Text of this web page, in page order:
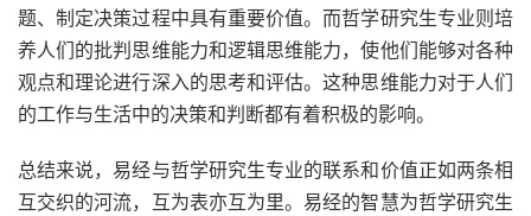
题、制定决策过程中具有重要价值。而哲学研究生专业则培
养人们的批判思维能力和逻辑思维能力，使他们能够对各种
观点和理论进行深入的思考和评估。这种思维能力对于人们
的工作与生活中的决策和判断都有着积极的影响。
总结来说，易经与哲学研究生专业的联系和价值正如两条相
互交织的河流，互为表亦互为里。易经的智慧为哲学研究生